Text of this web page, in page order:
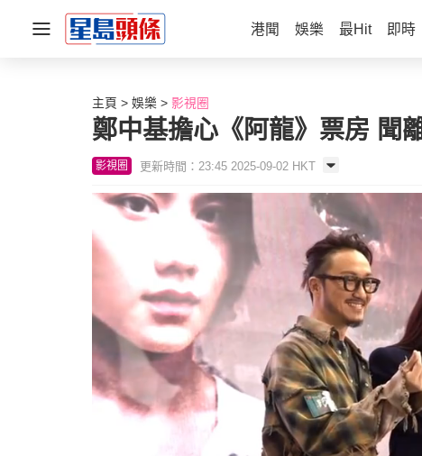
港聞 娛樂 最Hit 即時
主頁 娛樂 影視圈
鄭中基擔心《阿龍》票房 聞
影視圈 更新時間：23:45 2025-09-02 HKT